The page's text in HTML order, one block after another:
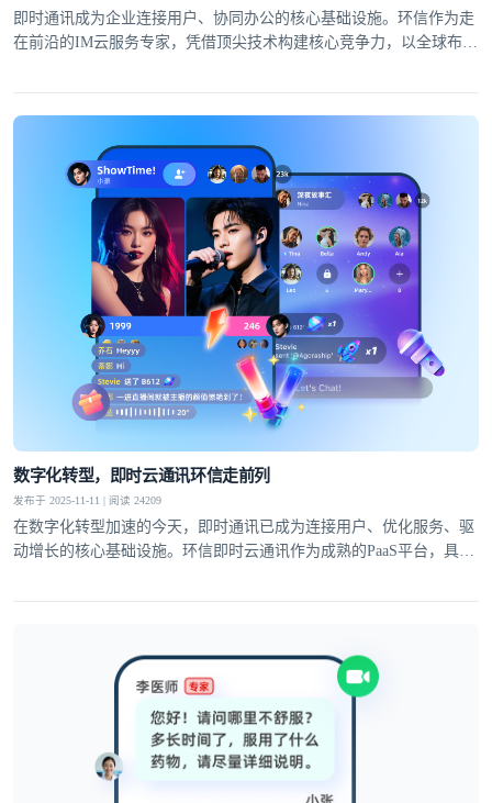
即时通讯成为企业连接用户、协同办公的核心基础设施。环信作为走
在前沿的IM云服务专家，凭借顶尖技术构建核心竞争力，以全球布局
的全球即时通讯解决方案。
数字化转型，即时云通讯环信走前列
发布于 2025-11-11 | 阅读 24209
在数字化转型加速的今天，即时通讯已成为连接用户、优化服务、驱
动增长的核心基础设施。环信即时云通讯作为成熟的PaaS平台，具备
疗、教育等多领域需求，为企业业务创新注入强劲动力。
我已阅读并同意通讯云服务条款和通讯云隐私政策
提交
登录即时通讯云